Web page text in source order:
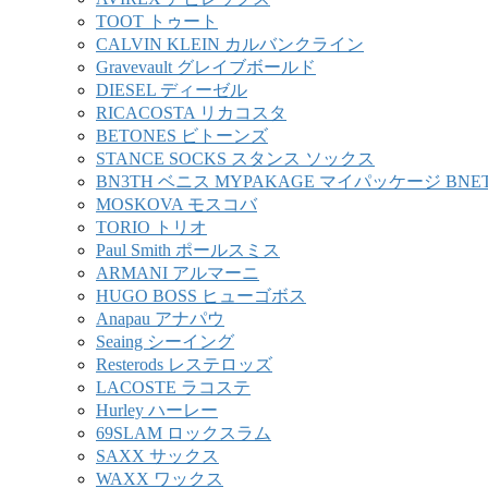
TOOT トゥート
CALVIN KLEIN カルバンクライン
Gravevault グレイブボールド
DIESEL ディーゼル
RICACOSTA リカコスタ
BETONES ビトーンズ
STANCE SOCKS スタンス ソックス
BN3TH ベニス MYPAKAGE マイパッケージ
MOSKOVA モスコバ
TORIO トリオ
Paul Smith ポールスミス
ARMANI アルマーニ
HUGO BOSS ヒューゴボス
Anapau アナパウ
Seaing シーイング
Resterods レステロッズ
LACOSTE ラコステ
Hurley ハーレー
69SLAM ロックスラム
SAXX サックス
WAXX ワックス